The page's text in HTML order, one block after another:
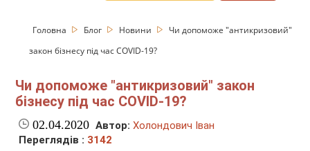
Головна Блог Новини
Чи допоможе "антикризовий"
закон бізнесу під час COVID-19?
Чи допоможе "антикризовий" закон
бізнесу під час COVID-19?
02.04.2020 Автор: Холондович Іван
Переглядів : 3142